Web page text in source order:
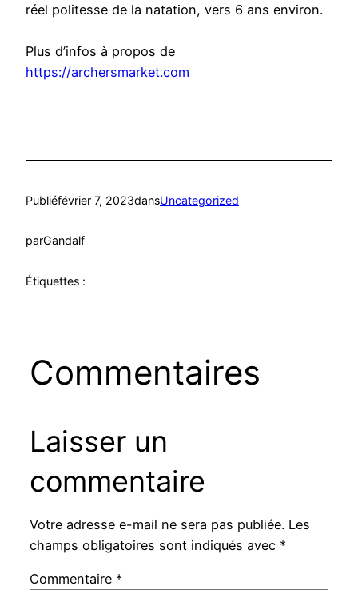
réel politesse de la natation, vers 6 ans environ.
Plus d’infos à propos de
https://archersmarket.com
Publiéfévrier 7, 2023dansUncategorized
parGandalf
Étiquettes :
Commentaires
Laisser un
commentaire
Votre adresse e-mail ne sera pas publiée. Les
champs obligatoires sont indiqués avec *
Commentaire *